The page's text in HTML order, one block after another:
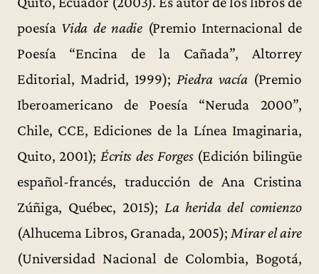
poesía Vida de nadie (Premio Internacional de
Poesía “Encina de la Cañada”, Altorrey
Editorial, Madrid, 1999); Piedra vacía (Premio
Iberoamericano de Poesía “Neruda 2000”,
Chile, CCE, Ediciones de la Línea Imaginaria,
Quito, 2001); Écrits des Forges(Edición bilingüe
español-francés, traducción de Ana Cristina
Zúñiga, Québec, 2015); La herida del comienzo
(Alhucema Libros, Granada, 2005); Mirar el aire
(Universidad Nacional de Colombia, Bogotá,